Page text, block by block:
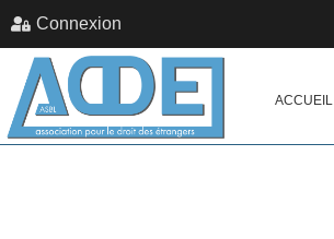
Connexion
ACCUEIL